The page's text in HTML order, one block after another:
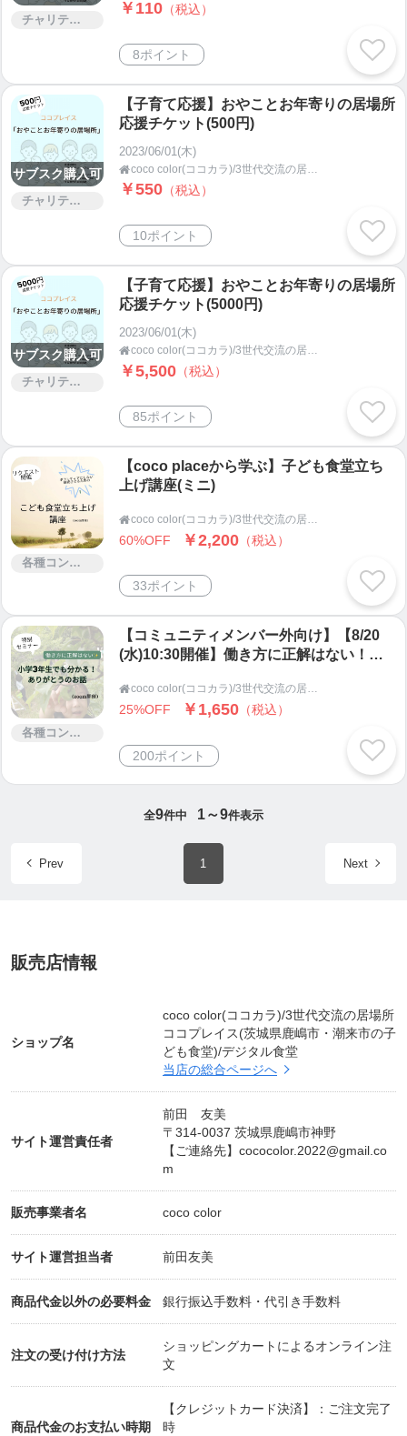
いませ。
ラインナップ）温室栽培温州みかん、まどんな、完
熟不知火、グレープフルーツ and more…
国産アボカドや無農薬レモンなど希少品もあります
✨
実例）みかん大福用、ケーキ用、ジェラート用、イ
タリアン、和食、お酒など多数の商品に変身してお
ります。
🍊https://lin.ee/BfP0a5F
〜個々の連絡手段情報〜
👶まえちゃんを知る日々のアカウント
https://www.instagram.com/cococolor_stepup_smile
👪ボランティアにしない３世代交流で親子を育むコ
https://www.instagram.com/oyako.cocoplace
🍊みねちゃんちのみかん公式LINE
https://lin.ee/BfP0a5F
これまでの実績
★インストラクターイベント参加(３イベント以上)
★対面での整体/解剖学講座/自治体講座/園児・学童
指導/地域交流会
★オンラインでのストレッチ講座/有酸素運動講座/マ
タニティ講座/産後ママ講座
★自治体でのこども子育て会議議員(2020年〜)
★こども食堂主催(ココプレイス)
★子育て支援団体講演会実行委員
★NPO法人主催子育て支援フォーラム講師(2020
★オンラインサポート講座(インターネット、SNSサ
デジタル食堂個別相談窓口公式LINE
メルマガ登録にて無料クーポンを発行しています。
チャリティー
￥110 （税込）
8ポイント
サブスク購入可
チャリティー
【子育て応援】おやことお年寄りの居場所
応援チケット(500円)
2023/06/01(木)
 coco color(ココカラ)/3世代交流の居場所ココプレイス(茨城県鹿嶋市・潮来市の子ども食堂)/デジタル食堂
￥550 （税込）
10ポイント
サブスク購入可
チャリティー
【子育て応援】おやことお年寄りの居場所
応援チケット(5000円)
2023/06/01(木)
 coco color(ココカラ)/3世代交流の居場所ココプレイス(茨城県鹿嶋市・潮来市の子ども食堂)/デジタル食堂
￥5,500 （税込）
85ポイント
各種コンサルティング
【coco placeから学ぶ】子ども食堂立ち
上げ講座(ミニ)
 coco color(ココカラ)/3世代交流の居場所ココプレイス(茨城県鹿嶋市・潮来市の子ども食堂)/デジタル食堂
60%OFF ￥2,200 （税込）
33ポイント
各種コンサルティング
【コミュニティメンバー外向け】【8/20
(水)10:30開催】働き方に正解はない！小
60分、zoom開催)
 coco color(ココカラ)/3世代交流の居場所ココプレイス(茨城県鹿嶋市・潮来市の子ども食堂)/デジタル食堂
25%OFF ￥1,650 （税込）
200ポイント
全9件中 1～9件表示
Prev 1 Next
販売店情報
ショップ名
coco color(ココカラ)/3世代交流の居場所
ココプレイス(茨城県鹿嶋市・潮来市の子
ども食堂)/デジタル食堂
当店の総合ページへ
サイト運営責任者
前田 友美
〒314-0037 茨城県鹿嶋市神野
【ご連絡先】 cococolor.2022@gmail.co
m
販売事業者名 coco color
サイト運営担当者 前田友美
商品代金以外の必要料金 銀行振込手数料・代引き手数料
注文の受け付け方法
ショッピングカートによるオンライン注
文
商品代金のお支払い時期
【クレジットカード決済】：ご注文完了
時